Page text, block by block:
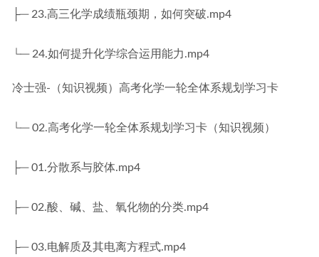
├─ 23.高三化学成绩瓶颈期，如何突破.mp4
└─ 24.如何提升化学综合运用能力.mp4
冷士强-（知识视频）高考化学一轮全体系规划学习卡
└─ 02.高考化学一轮全体系规划学习卡（知识视频）
├─ 01.分散系与胶体.mp4
├─ 02.酸、碱、盐、氧化物的分类.mp4
├─ 03.电解质及其电离方程式.mp4